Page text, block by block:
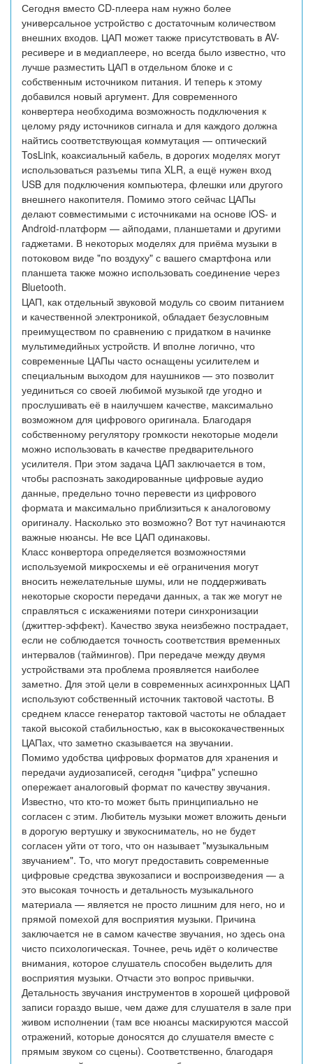
Сегодня вместо CD-плеера нам нужно более
универсальное устройство с достаточным количеством
внешних входов. ЦАП может также присутствовать в AV-
ресивере и в медиаплеере, но всегда было известно, что
лучше разместить ЦАП в отдельном блоке и с
собственным источником питания. И теперь к этому
добавился новый аргумент. Для современного
конвертера необходима возможность подключения к
целому ряду источников сигнала и для каждого должна
найтись соответствующая коммутация — оптический
TosLink, коаксиальный кабель, в дорогих моделях могут
использоваться разъемы типа XLR, а ещё нужен вход
USB для подключения компьютера, флешки или другого
внешнего накопителя. Помимо этого сейчас ЦАПы
делают совместимыми с источниками на основе iOS- и
Android-платформ — айподами, планшетами и другими
гаджетами. В некоторых моделях для приёма музыки в
потоковом виде "по воздуху" с вашего смартфона или
планшета также можно использовать соединение через
Bluetooth.
ЦАП, как отдельный звуковой модуль со своим питанием
и качественной электроникой, обладает безусловным
преимуществом по сравнению с придатком в начинке
мультимедийных устройств. И вполне логично, что
современные ЦАПы часто оснащены усилителем и
специальным выходом для наушников — это позволит
уединиться со своей любимой музыкой где угодно и
прослушивать её в наилучшем качестве, максимально
возможном для цифрового оригинала. Благодаря
собственному регулятору громкости некоторые модели
можно использовать в качестве предварительного
усилителя. При этом задача ЦАП заключается в том,
чтобы распознать закодированные цифровые аудио
данные, предельно точно перевести из цифрового
формата и максимально приблизиться к аналоговому
оригиналу. Насколько это возможно? Вот тут начинаются
важные нюансы. Не все ЦАП одинаковы.
Класс конвертора определяется возможностями
используемой микросхемы и её ограничения могут
вносить нежелательные шумы, или не поддерживать
некоторые скорости передачи данных, а так же могут не
справляться с искажениями потери синхронизации
(джиттер-эффект). Качество звука неизбежно пострадает,
если не соблюдается точность соответствия временных
интервалов (таймингов). При передаче между двумя
устройствами эта проблема проявляется наиболее
заметно. Для этой цели в современных асинхронных ЦАП
используют собственный источник тактовой частоты. В
среднем классе генератор тактовой частоты не обладает
такой высокой стабильностью, как в высококачественных
ЦАПах, что заметно сказывается на звучании.
Помимо удобства цифровых форматов для хранения и
передачи аудиозаписей, сегодня "цифра" успешно
опережает аналоговый формат по качеству звучания.
Известно, что кто-то может быть принципиально не
согласен с этим. Любитель музыки может вложить деньги
в дорогую вертушку и звукосниматель, но не будет
согласен уйти от того, что он называет "музыкальным
звучанием". То, что могут предоставить современные
цифровые средства звукозаписи и воспроизведения — а
это высокая точность и детальность музыкального
материала — является не просто лишним для него, но и
прямой помехой для восприятия музыки. Причина
заключается не в самом качестве звучания, но здесь она
чисто психологическая. Точнее, речь идёт о количестве
внимания, которое слушатель способен выделить для
восприятия музыки. Отчасти это вопрос привычки.
Детальность звучания инструментов в хорошей цифровой
записи гораздо выше, чем даже для слушателя в зале при
живом исполнении (там все нюансы маскируются массой
отражений, которые доносятся до слушателя вместе с
прямым звуком со сцены). Соответственно, благодаря